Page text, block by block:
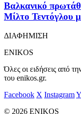
Βαλκανικό
Μίλτο Τεντόγλου
ΔΙΑΦΗΜΙΣΗ
ENIKOS
Όλες οι ειδήσεις από
του enikos.gr.
Facebook X Instagram
© 2026 ENIKOS